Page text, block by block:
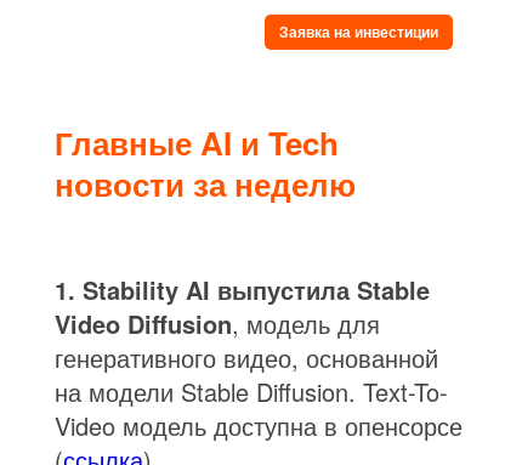
Заявка на инвестиции
Главные AI и Tech
новости за неделю
1. Stability AI выпустила Stable
Video Diffusion, модель для
генеративного видео, основанной
на модели Stable Diffusion. Text-To-
Video модель доступна в опенсорсе